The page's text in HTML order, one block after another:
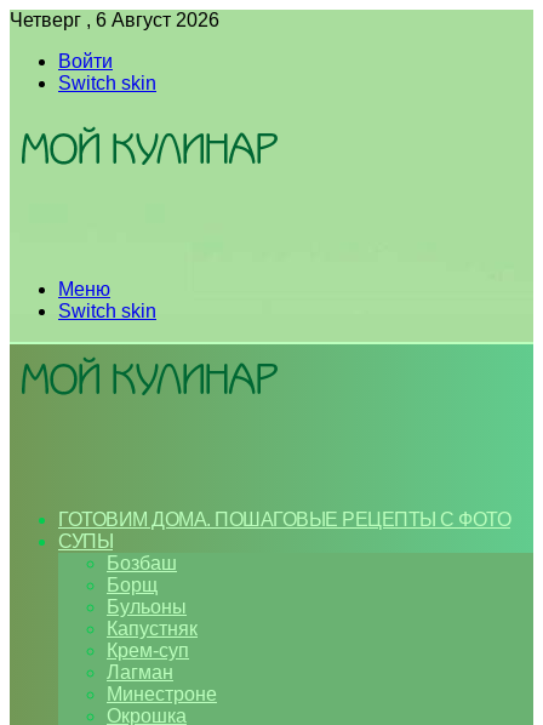
Четверг , 6 Август 2026
Войти
Switch skin
Меню
Switch skin
ГОТОВИМ ДОМА. ПОШАГОВЫЕ РЕЦЕПТЫ С ФОТО
СУПЫ
Бозбаш
Борщ
Бульоны
Капустняк
Крем-суп
Лагман
Минестроне
Окрошка